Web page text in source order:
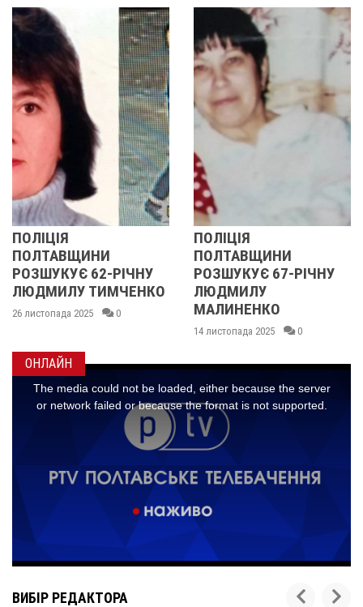
62-РІЧНУ
ТИМЧЕНКО
2025 0
ПОЛТАВЩИНИ
РОЗШУКУЄ 67-РІЧНУ
ЛЮДМИЛУ
МАЛИНЕНКО
14 листопада 2025 0
ОНЛАЙН
ВИБІР РЕДАКТОРА